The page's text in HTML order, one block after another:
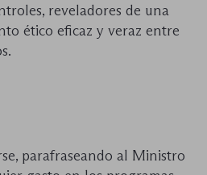
reveladores de una
ético eficaz y veraz entre
parafraseando al Ministro